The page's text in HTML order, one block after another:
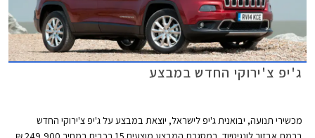
ג'יפ צ'ירוקי החדש במבצע
מכשירי תנועה, יבואנית ג'יפ לישראל, יוצאת במבצע על ג'יפ צ'ירוקי החדש